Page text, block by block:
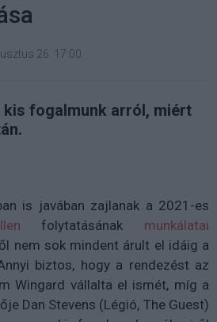
26. 17:00
kis fogalmunk arról, miért
is javában zajlanak a 2021-es
folytatásának munkálatai
nem sok mindent árult el idáig a
biztos, hogy a rendezést az
Wingard vállalta el ismét, míg a
Dan Stevens (Légió, The Guest)